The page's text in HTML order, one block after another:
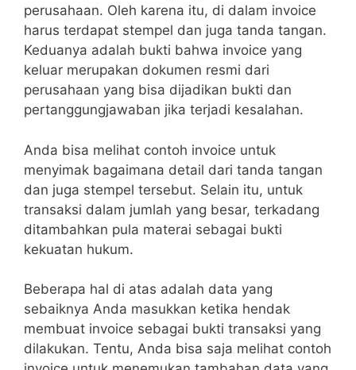
perusahaan. Oleh karena itu, di dalam invoice
harus terdapat stempel dan juga tanda tangan.
Keduanya adalah bukti bahwa invoice yang
keluar merupakan dokumen resmi dari
perusahaan yang bisa dijadikan bukti dan
pertanggungjawaban jika terjadi kesalahan.
Anda bisa melihat contoh invoice untuk
menyimak bagaimana detail dari tanda tangan
dan juga stempel tersebut. Selain itu, untuk
transaksi dalam jumlah yang besar, terkadang
ditambahkan pula materai sebagai bukti
kekuatan hukum.
Beberapa hal di atas adalah data yang
sebaiknya Anda masukkan ketika hendak
membuat invoice sebagai bukti transaksi yang
dilakukan. Tentu, Anda bisa saja melihat contoh